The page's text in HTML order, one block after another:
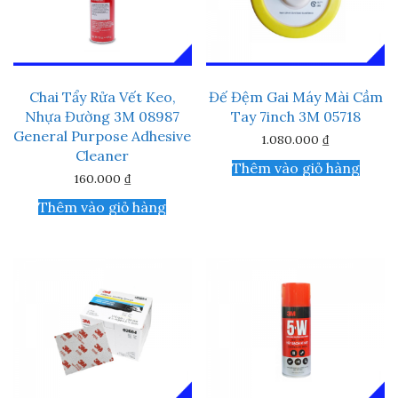
Chai Tẩy Rửa Vết Keo,
Nhựa Đường 3M 08987
General Purpose Adhesive
Cleaner
160.000 ₫
Thêm vào giỏ hàng
Đế Đệm Gai Máy Mài Cầm
Tay 7inch 3M 05718
1.080.000₫
Thêm vào giỏ hàng